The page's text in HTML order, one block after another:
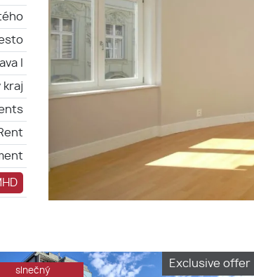
I
kraj
Exclusive offer
slnečný